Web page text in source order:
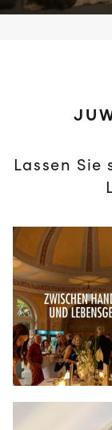
Lassen